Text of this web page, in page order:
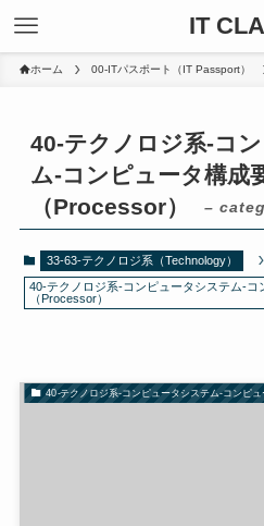
IT
ホーム 00-ITパスポート（IT Passport）
40-テクノロジ系-コ
ム-コンピュータ構成
（Processor）
–
33-63-テクノロジ系（Technology）
40-テクノロジ系-コンピュータシステム-
（Processor）
40-テクノロジ系-コンピュータシステム-コンピ